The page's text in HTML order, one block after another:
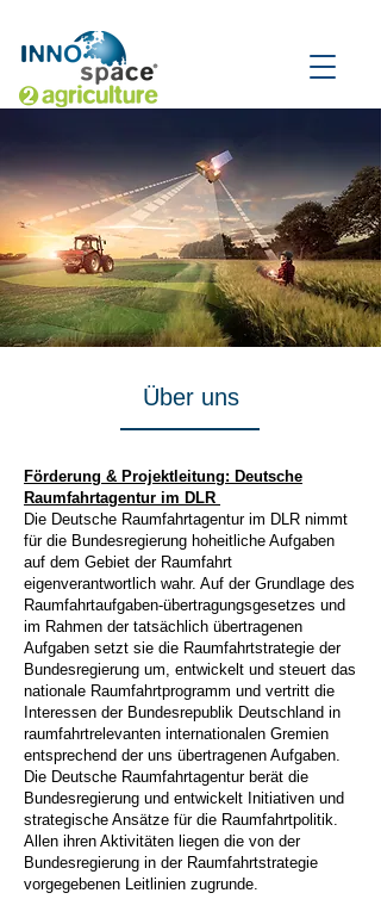
Über uns
Förderung & Projektleitung: Deutsche
Raumfahrtagentur im DLR
Die Deutsche Raumfahrtagentur im DLR nimmt
für die Bundesregierung hoheitliche Aufgaben
auf dem Gebiet der Raumfahrt
eigenverantwortlich wahr. Auf der Grundlage des
Raumfahrtaufgaben-übertragungsgesetzes und
im Rahmen der tatsächlich übertragenen
Aufgaben setzt sie die Raumfahrtstrategie der
Bundesregierung um, entwickelt und steuert das
nationale Raumfahrtprogramm und vertritt die
Interessen der Bundesrepublik Deutschland in
raumfahrtrelevanten internationalen Gremien
entsprechend der uns übertragenen Aufgaben.
Die Deutsche Raumfahrtagentur berät die
Bundesregierung und entwickelt Initiativen und
strategische Ansätze für die Raumfahrtpolitik.
Allen ihren Aktivitäten liegen die von der
Bundesregierung in der Raumfahrtstrategie
vorgegebenen Leitlinien zugrunde.